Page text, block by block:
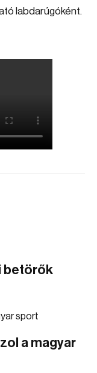
labdarúgóként.
betörők
a magyar